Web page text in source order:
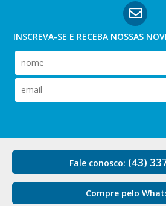
INSCREVA-SE E RECEBA NOSSAS
Fale conosco: (43)
Compre pelo